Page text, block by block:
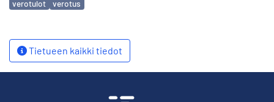
verotulot
verotus
Tietueen kaikki tiedot